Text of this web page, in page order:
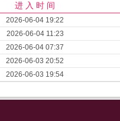
进 入 时 间
2026-06-04 19:22
2026-06-04 11:23
2026-06-04 07:37
2026-06-03 20:52
2026-06-03 19:54